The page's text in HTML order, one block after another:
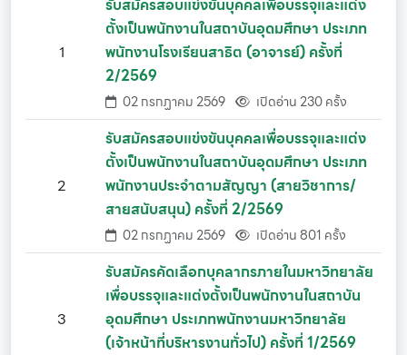
1
รับสมัครสอบแข่งขันบุคคลเพื่อบรรจุและแต่ง
ตั้งเป็นพนักงานในสถาบันอุดมศึกษา ประเภท
พนักงานโรงเรียนสาธิต (อาจารย์) ครั้งที่
2/2569
02 กรกฏาคม 2569 เปิดอ่าน 230 ครั้ง
2
รับสมัครสอบแข่งขันบุคคลเพื่อบรรจุและแต่ง
ตั้งเป็นพนักงานในสถาบันอุดมศึกษา ประเภท
พนักงานประจำตามสัญญา (สายวิชาการ/
สายสนับสนุน) ครั้งที่ 2/2569
02 กรกฏาคม 2569 เปิดอ่าน 801 ครั้ง
3
รับสมัครคัดเลือกบุคลากรภายในมหาวิทยาลัย
เพื่อบรรจุและแต่งตั้งเป็นพนักงานในสถาบัน
อุดมศึกษา ประเภทพนักงานมหาวิทยาลัย
(เจ้าหน้าที่บริหารงานทั่วไป) ครั้งที่ 1/2569